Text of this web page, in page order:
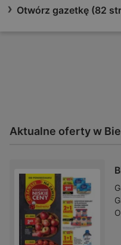
Otwórz gazetkę (82
Aktualne oferty w